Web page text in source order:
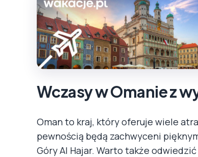
Wczasy w Omanie z
Oman to kraj, który oferuje wiele
pewnością będą zachwyceni
Góry Al Hajar. Warto także